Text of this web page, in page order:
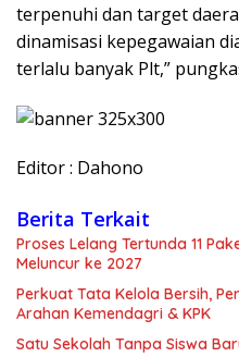
terpenuhi dan target
dinamisasi kepegawaian
terlalu banyak Plt,”
Editor : Dahono
Berita Terkait
Proses Lelang Tertunda 11
Meluncur ke 2027
Perkuat Tata Kelola Bersih,
Arahan Kemendagri & KPK
Satu Sekolah Tanpa Siswa